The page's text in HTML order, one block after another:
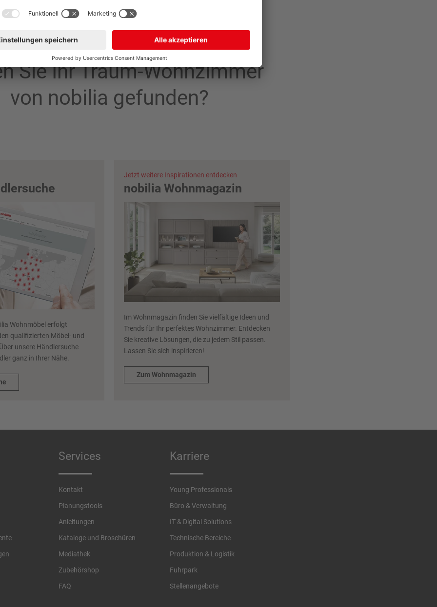
Sie Ihr Traum-Wohnzimmer
von nobilia gefunden?
Wohnmöbel erfolgt
qualifizierten Möbel- und
unsere Händlersuche
ganz in Ihrer Nähe.
Jetzt weitere Inspirationen entdecken
nobilia Wohnmagazin
Im Wohnmagazin finden Sie vielfältige Ideen und
Trends für Ihr perfektes Wohnzimmer. Entdecken
Sie kreative Lösungen, die zu jedem Stil passen.
Lassen Sie sich inspirieren!
Zum Wohnmagazin
Services
Kontakt
Planungstools
Anleitungen
Kataloge und Broschüren
Mediathek
Zubehörshop
FAQ
Karriere
Young Professionals
Büro & Verwaltung
IT & Digital Solutions
Technische Bereiche
Produktion & Logistik
Fuhrpark
Stellenangebote